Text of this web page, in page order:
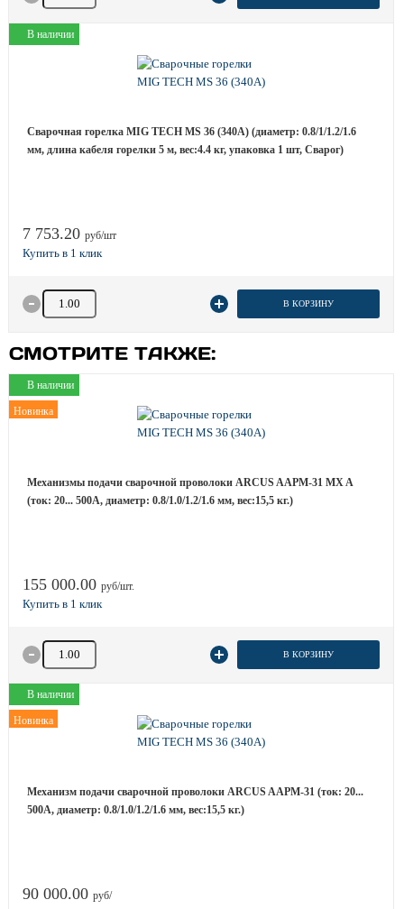
В наличии
Сварочная горелка MIG TECH MS 36 (340A) (диаметр: 0.8/1/1.2/1.6
мм, длина кабеля горелки 5 м, вес:4.4 кг, упаковка 1 шт, Сварог)
7 753.20 руб/шт
Количество товара В КОРЗИНУ
СМОТРИТЕ ТАКЖЕ:
В наличии
Новинка
Механизмы подачи сварочной проволоки ARCUS AAPM-31 MX A
(ток: 20... 500А, диаметр: 0.8/1.0/1.2/1.6 мм, вес:15,5 кг.)
155 000.00 руб/шт.
Количество товара В КОРЗИНУ
В наличии
Новинка
Механизм подачи сварочной проволоки ARCUS AAPM-31 (ток: 20...
500А, диаметр: 0.8/1.0/1.2/1.6 мм, вес:15,5 кг.)
90 000.00 руб/